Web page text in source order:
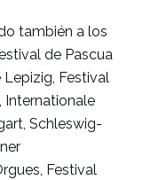
también a los
de Pascua
Festival
Internationale
Schleswig-
Festival